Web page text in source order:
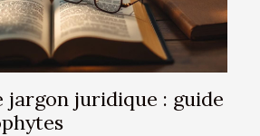
jargon juridique : guide